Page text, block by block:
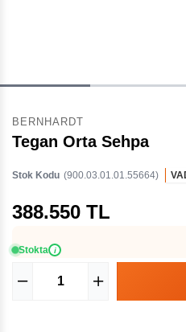
BERNHARDT
Tegan Orta Sehpa
Stok Kodu (900.03.01.01.55664)
388.550 TL
Stokta i